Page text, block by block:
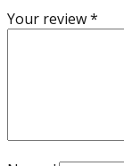
Your review*